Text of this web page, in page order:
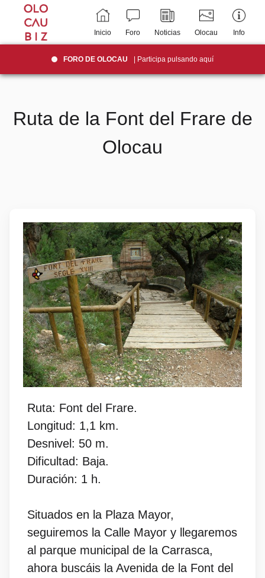
Inicio Foro Noticias Olocau Info
FORO DE OLOCAU | Participa pulsando aquí
Ruta de la Font del Frare de
Olocau
Ruta: Font del Frare.
Longitud: 1,1 km.
Desnivel: 50 m.
Dificultad: Baja.
Duración: 1 h.
Situados en la Plaza Mayor,
seguiremos la Calle Mayor y llegaremos
al parque municipal de la Carrasca,
ahora buscáis la Avenida de la Font del